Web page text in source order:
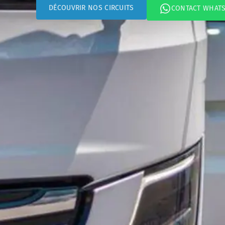
DÉCOUVRIR NOS CIRCUITS CONTACT